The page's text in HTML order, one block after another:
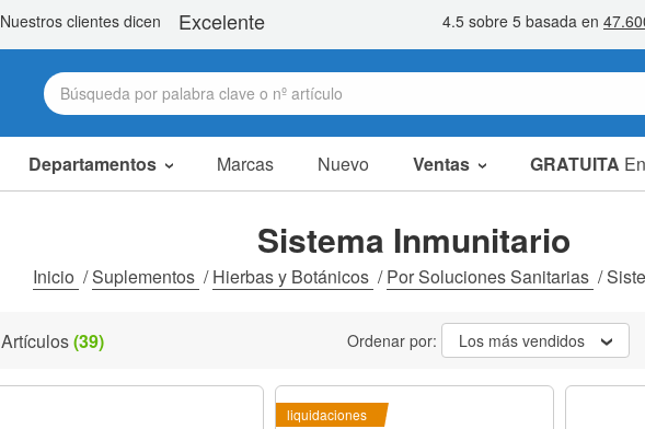
Departamentos Marcas Nuevo Ventas GRATUITA
artículos en oferta
liquidaciones
Sistema Inmunitario
Inicio /Suplementos /Hierbas y Botánicos /Por Soluciones Sanitarias /
Artículos(39) Ordenar por: Los más vendidos
liquidaciones